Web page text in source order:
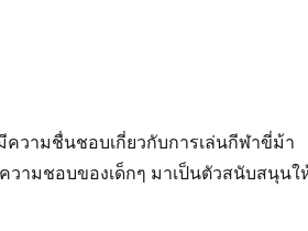
ความชื่นชอบเกี่ยวกับการเล่นกีฬาขี่ม้า
วามชอบของเด็กๆ มาเป็นตัวสนับสนุนใ